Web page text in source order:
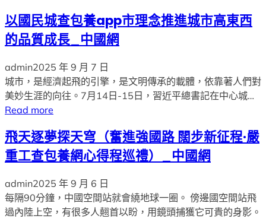
以國民城查包養app市理念推進城市高東西
的品質成長_中國網
admin2025 年 9 月 7 日
城市，是經濟起飛的引擎，是文明傳承的載體，依靠著人們對
美妙生涯的向往。7月14日-15日，習近平總書記在中心城…
Read more
飛天逐夢探天穹（奮進強國路 闊步新征程·嚴
重工查包養網心得程巡禮）_中國網
admin2025 年 9 月 6 日
每隔90分鐘，中國空間站就會繞地球一圈。 傍邊國空間站飛
過內陸上空，有很多人翹首以盼，用鏡頭捕獲它可貴的身影。